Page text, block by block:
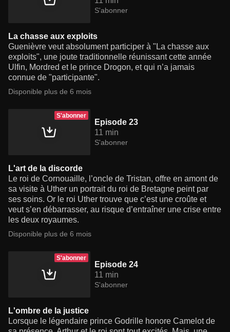
S'abonner
La chasse aux exploits
Guenièvre veut absolument participer à "La chasse aux
exploits", une joute traditionnelle réunissant cette année
Ulfin, Mordred et le prince Drogon, et qui n’a jamais
connue de "participante".
Disponible plus de 6 mois
S'abonner
Episode 23
11 min
S'abonner
L'art de la discorde
Le roi de Cornouaille, l’oncle de Tristan, offre en amont de
sa visite à Uther un portrait du roi de Bretagne peint par
ses soins. Or le roi Uther trouve que c’est une croûte et
veut s’en débarrasser, au risque d’entraîner une crise entre
les deux royaumes.
Disponible plus de 6 mois
S'abonner
Episode 24
11 min
S'abonner
L'ombre de la justice
Lorsque le légendaire prince Godrille honore Camelot de